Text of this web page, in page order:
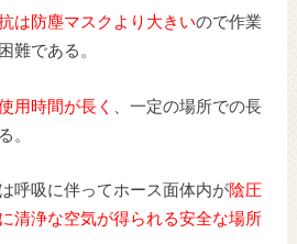
は防塵マスクより大きいので作業
難である。
用時間が長く
、一定の場所での長
。
呼吸に伴ってホース面体内が陰圧
清浄な空気が得られる安全な場所